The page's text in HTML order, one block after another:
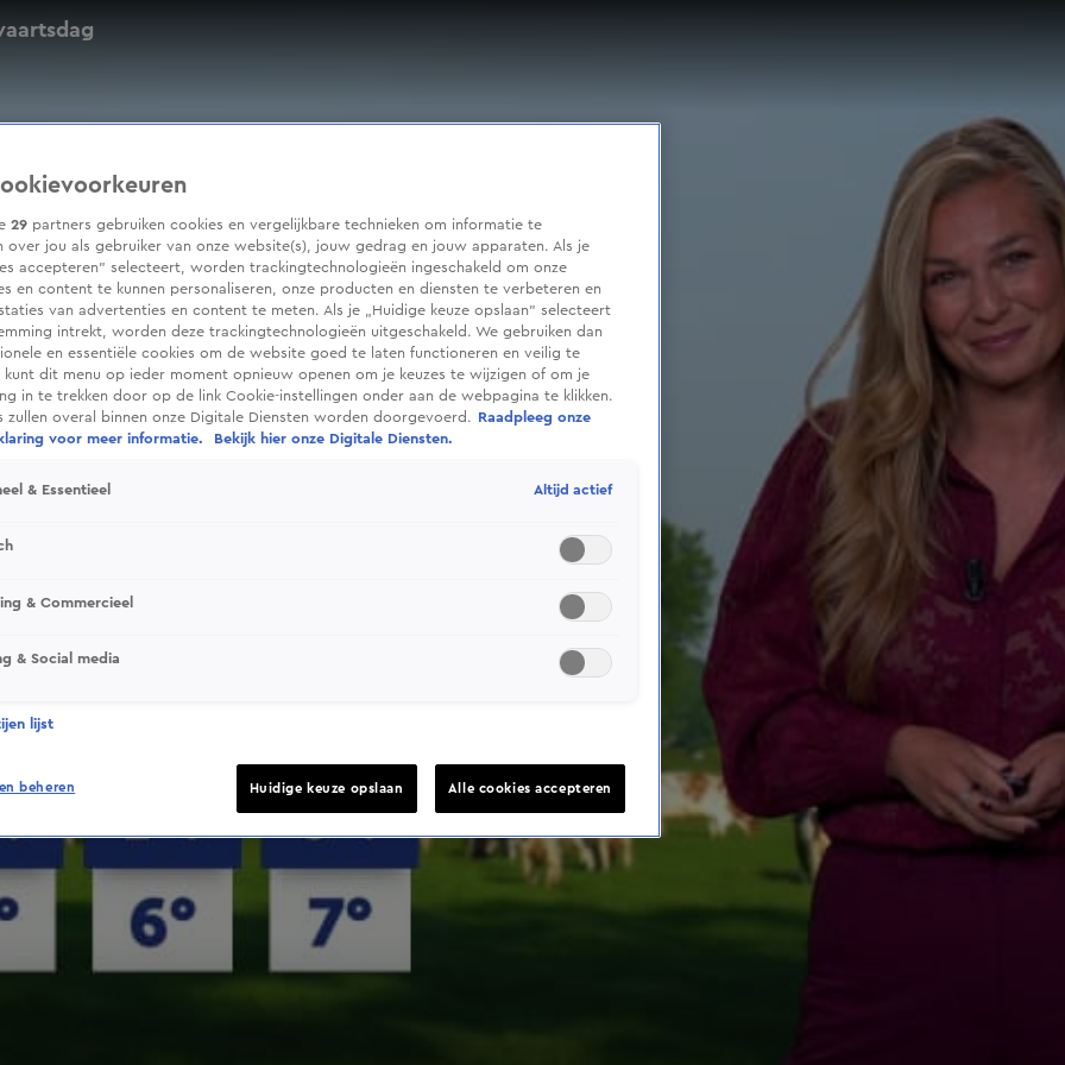
29 partners gebruiken cookies en vergelijkbare technieken om informatie te
over jou als gebruiker van onze website(s), jouw gedrag en jouw apparaten. Als je
accepteren” selecteert, worden trackingtechnologieën ingeschakeld om onze
en content te kunnen personaliseren, onze producten en diensten te verbeteren en
van advertenties en content te meten. Als je „Huidige keuze opslaan” selecteert
intrekt, worden deze trackingtechnologieën uitgeschakeld. We gebruiken dan
en essentiële cookies om de website goed te laten functioneren en veilig te
kunt dit menu op ieder moment opnieuw openen om je keuzes te wijzigen of om je
in te trekken door op de link Cookie-instellingen onder aan de webpagina te klikken.
zullen overal binnen onze Digitale Diensten worden doorgevoerd.
Raadpleeg onze
voor meer informatie.
Bekijk hier onze Digitale Diensten.
& Essentieel Altijd actief
& Commercieel
& Social media
lijst
beheren Huidige keuze opslaan Alle cookies accepteren